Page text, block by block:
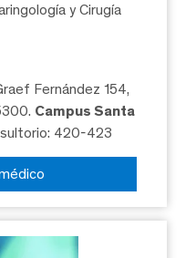
y Cirugía
Fernández 154,
Campus Santa
420-423